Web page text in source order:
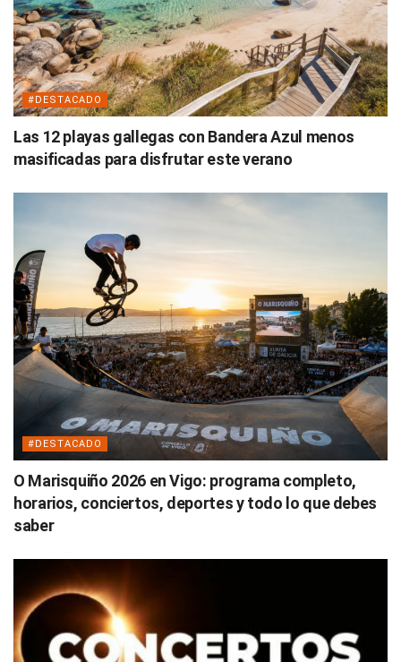
#DESTACADO
Las 12 playas gallegas con Bandera Azul menos
masificadas para disfrutar este verano
#DESTACADO
O Marisquiño 2026 en Vigo: programa completo,
horarios, conciertos, deportes y todo lo que debes
saber